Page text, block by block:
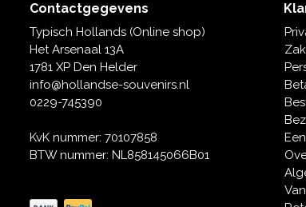
Contactgegevens
Typisch Hollands (Online shop)
Het Arsenaal 13A
1781 XP Den Helder
info@hollandse-souvenirs.nl
0229-745390
KvK nummer: 70107858
BTW nummer: NL858145066B01